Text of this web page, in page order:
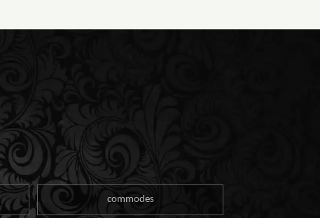
commodes